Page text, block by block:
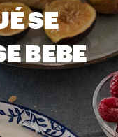
SE
BEBE